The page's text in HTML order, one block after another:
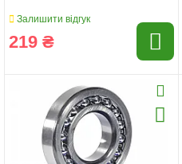
Залишити відгук
219 ₴